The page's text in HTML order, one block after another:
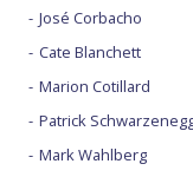
José Corbacho
Cate Blanchett
Marion Cotillard
Patrick
Mark Wahlberg